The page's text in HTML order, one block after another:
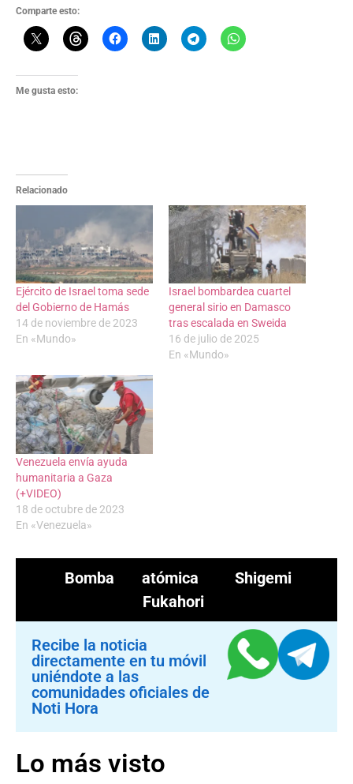
Comparte esto:
Me gusta esto:
Relacionado
Ejército de Israel toma sede
del Gobierno de Hamás
14 de noviembre de 2023
En «Mundo»
Israel bombardea cuartel
general sirio en Damasco
tras escalada en Sweida
16 de julio de 2025
En «Mundo»
Venezuela envía ayuda
humanitaria a Gaza
(+VIDEO)
18 de octubre de 2023
En «Venezuela»
Bomba atómica
Shigemi
Fukahori
Recibe la noticia
directamente en tu móvil
uniéndote a las
comunidades oficiales de
Noti Hora
Lo más visto